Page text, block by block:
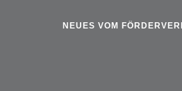
NEUES VOM